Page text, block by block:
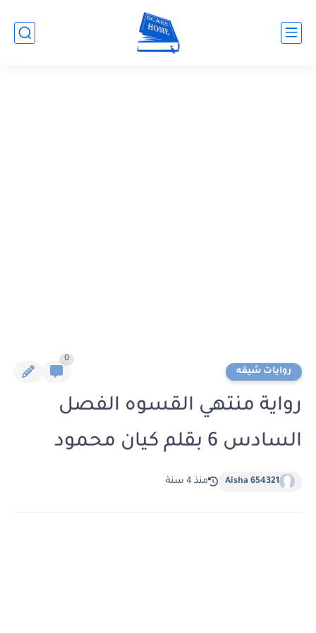
روايات شيقه
0
رواية منتهي القسوه الفصل
السادس 6 بقلم كيان محمود
Aisha 654321 منذ 4 سنة